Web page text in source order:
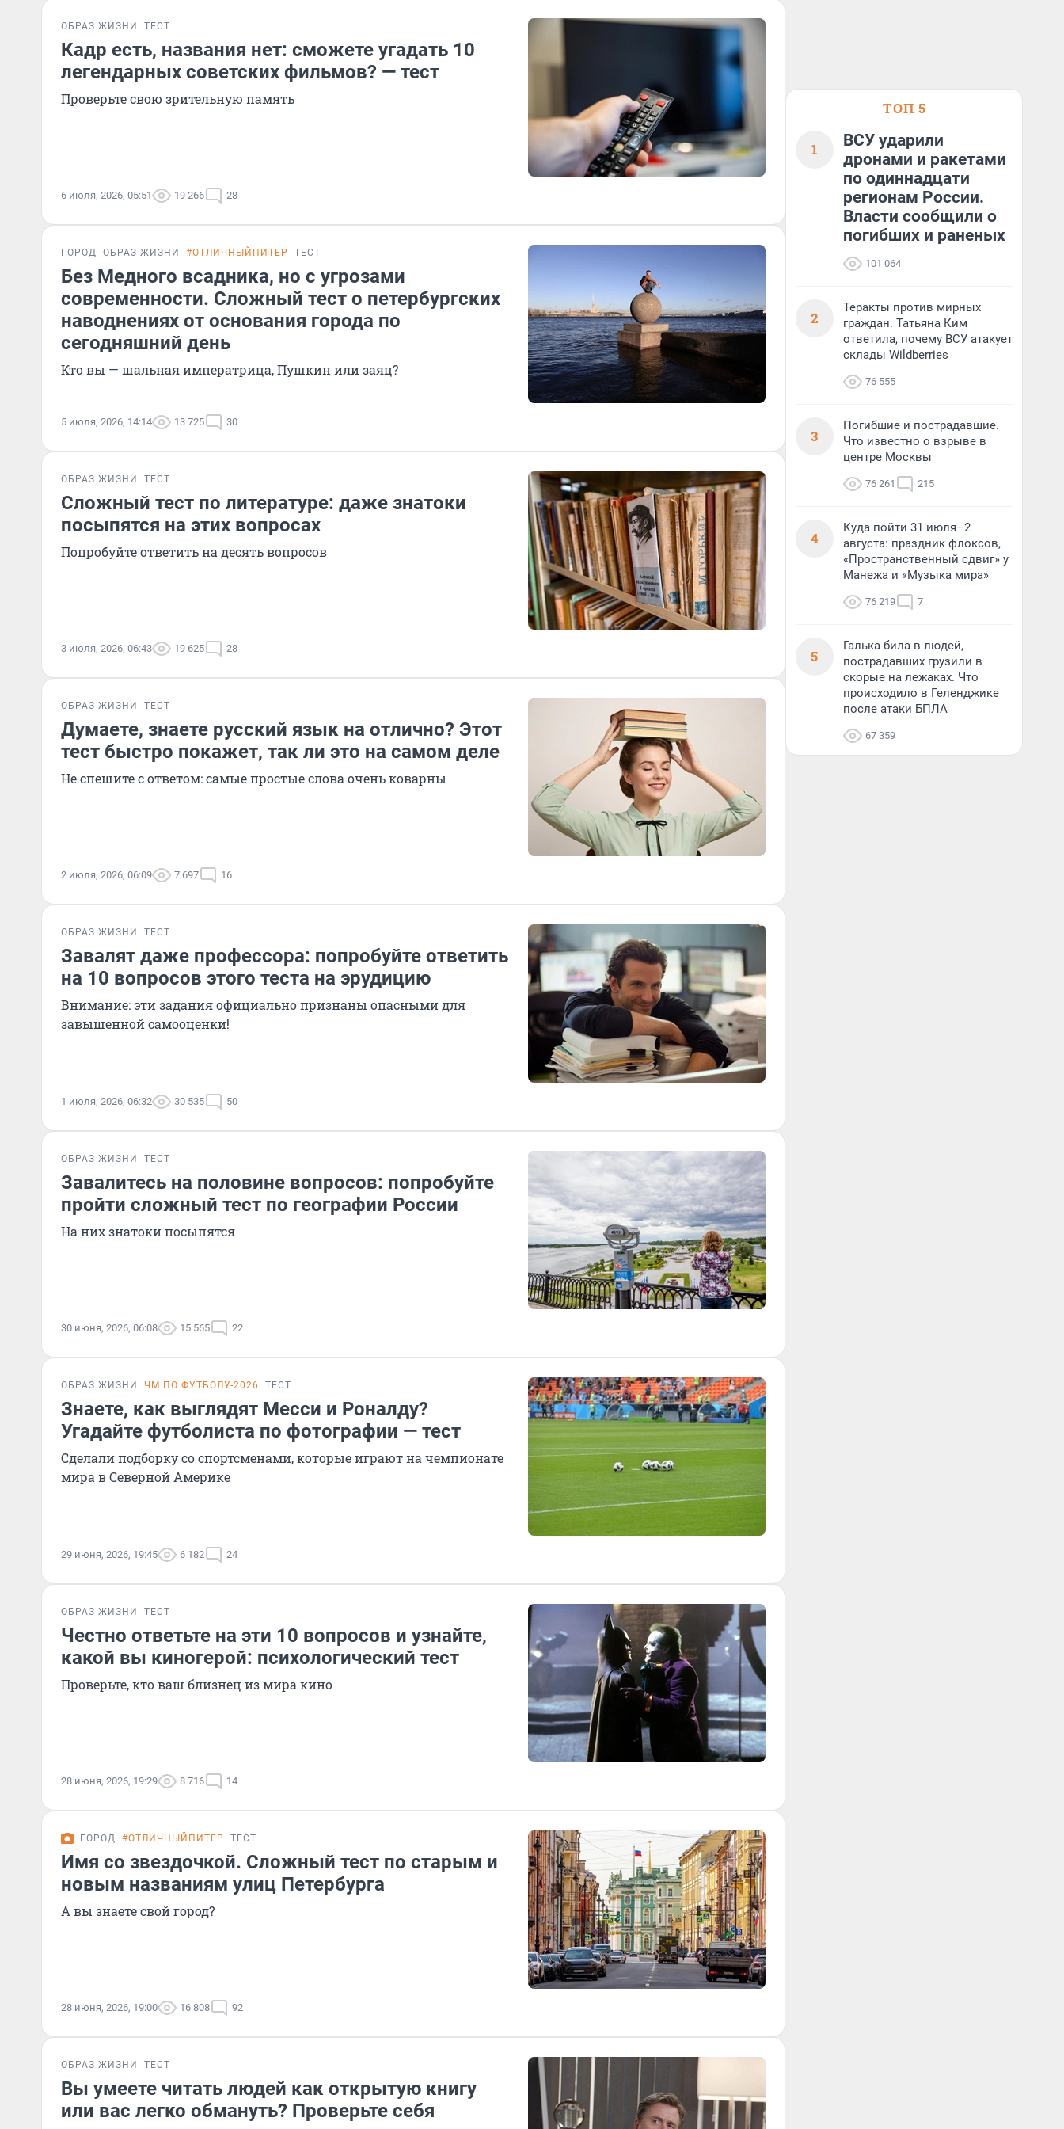
ОБРАЗ ЖИЗНИ ТЕСТ
Кадр есть, названия нет: сможете угадать 10
легендарных советских фильмов? — тест
Проверьте свою зрительную память
6 июля, 2026, 05:51 19 266 28
ГОРОД ОБРАЗ ЖИЗНИ #ОТЛИЧНЫЙПИТЕР ТЕСТ
Без Медного всадника, но с угрозами
современности. Сложный тест о петербургских
наводнениях от основания города по
сегодняшний день
Кто вы — шальная императрица, Пушкин или заяц?
5 июля, 2026, 14:14 13 725 30
ОБРАЗ ЖИЗНИ ТЕСТ
Сложный тест по литературе: даже знатоки
посыпятся на этих вопросах
Попробуйте ответить на десять вопросов
3 июля, 2026, 06:43 19 625 28
ОБРАЗ ЖИЗНИ ТЕСТ
Думаете, знаете русский язык на отлично? Этот
тест быстро покажет, так ли это на самом деле
Не спешите с ответом: самые простые слова очень коварны
2 июля, 2026, 06:09 7 697 16
ОБРАЗ ЖИЗНИ ТЕСТ
Завалят даже профессора: попробуйте ответить
на 10 вопросов этого теста на эрудицию
Внимание: эти задания официально признаны опасными для
завышенной самооценки!
1 июля, 2026, 06:32 30 535 50
ОБРАЗ ЖИЗНИ ТЕСТ
Завалитесь на половине вопросов: попробуйте
пройти сложный тест по географии России
На них знатоки посыпятся
30 июня, 2026, 06:08 15 565 22
ОБРАЗ ЖИЗНИ ЧМ ПО ФУТБОЛУ-2026 ТЕСТ
Знаете, как выглядят Месси и Роналду?
Угадайте футболиста по фотографии — тест
Сделали подборку со спортсменами, которые играют на чемпионате
мира в Северной Америке
29 июня, 2026, 19:45 6 182 24
ОБРАЗ ЖИЗНИ ТЕСТ
Честно ответьте на эти 10 вопросов и узнайте,
какой вы киногерой: психологический тест
Проверьте, кто ваш близнец из мира кино
28 июня, 2026, 19:29 8 716 14
ГОРОД #ОТЛИЧНЫЙПИТЕР ТЕСТ
Имя со звездочкой. Сложный тест по старым и
новым названиям улиц Петербурга
А вы знаете свой город?
28 июня, 2026, 19:00 16 808 92
ОБРАЗ ЖИЗНИ ТЕСТ
Вы умеете читать людей как открытую книгу
или вас легко обмануть? Проверьте себя
ТОП 5
1
ВСУ ударили
дронами и ракетами
по одиннадцати
регионам России.
Власти сообщили о
погибших и раненых
101 064
2
Теракты против мирных
граждан. Татьяна Ким
ответила, почему ВСУ атакует
склады Wildberries
76 555
3
Погибшие и пострадавшие.
Что известно о взрыве в
центре Москвы
76 261 215
4
Куда пойти 31 июля–2
августа: праздник флоксов,
«Пространственный сдвиг» у
Манежа и «Музыка мира»
76 219 7
5
Галька била в людей,
пострадавших грузили в
скорые на лежаках. Что
происходило в Геленджике
после атаки БПЛА
67 359